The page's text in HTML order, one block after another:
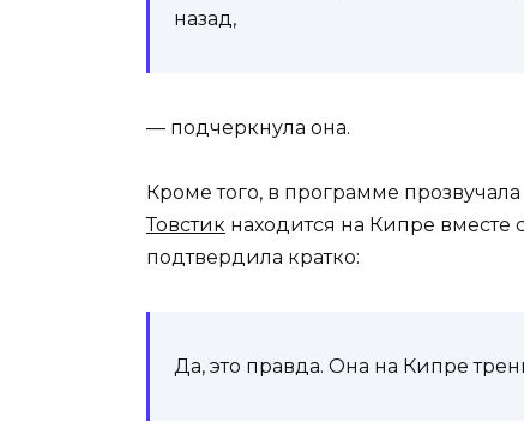
назад,
— подчеркнула она.
Кроме того, в программе
Товстик находится на Кипре вместе
подтвердила кратко:
Да, это правда. Она на Кипре